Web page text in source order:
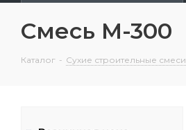
Смесь М-300
Каталог - Сухие строительные смеси